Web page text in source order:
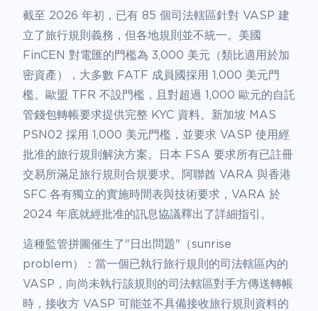
截至 2026 年初，已有 85 個司法轄區針對 VASP 建
立了旅行規則義務，但各地規則並不統一。美國
FinCEN 對電匯的門檻為 3,000 美元（類比適用於加
密資產），大多數 FATF 成員國採用 1,000 美元門
檻。歐盟 TFR 不設門檻，且對超過 1,000 歐元的自託
管錢包轉帳要求提供完整 KYC 資料。新加坡 MAS
PSN02 採用 1,000 美元門檻，並要求 VASP 使用經
批准的旅行規則解決方案。日本 FSA 要求所有已註冊
交易所滿足旅行規則合規要求。阿聯酋 VARA 與香港
SFC 各有獨立的實施時間表與技術要求，VARA 於
2024 年底就經批准的訊息協議釋出了詳細指引。
這種監管拼圖催生了"日出問題"（sunrise
problem）：當一個已執行旅行規則的司法轄區內的
VASP，向尚未執行該規則的司法轄區對手方傳送轉帳
時，接收方 VASP 可能並不具備接收旅行規則資料的